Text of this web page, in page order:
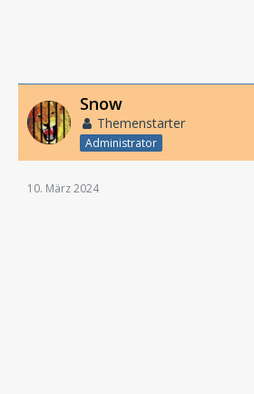
Snow
Themenstarter
Administrator
10. März 2024